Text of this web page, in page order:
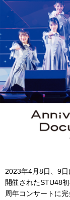
2023年4月8日、9
開催されたSTU48
周年コンサートに